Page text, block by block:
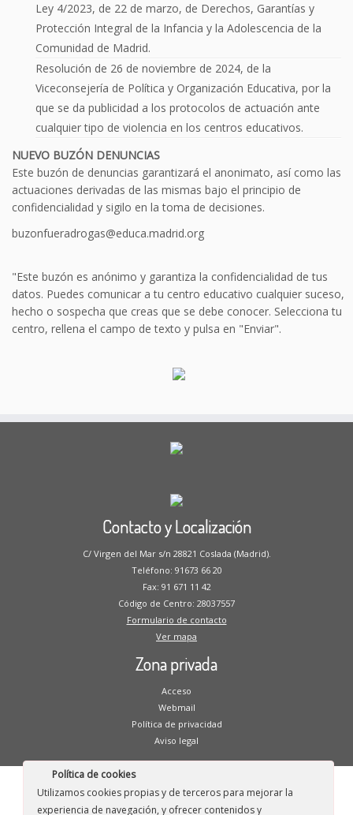
Ley 4/2023, de 22 de marzo, de Derechos, Garantías y
Protección Integral de la Infancia y la Adolescencia de la
Comunidad de Madrid.
Resolución de 26 de noviembre de 2024, de la
Viceconsejería de Política y Organización Educativa, por la
que se da publicidad a los protocolos de actuación ante
cualquier tipo de violencia en los centros educativos.
NUEVO BUZÓN DENUNCIAS
Este buzón de denuncias garantizará el anonimato, así como las
actuaciones derivadas de las mismas bajo el principio de
confidencialidad y sigilo en la toma de decisiones.
buzonfueradrogas@educa.madrid.org
"Este buzón es anónimo y garantiza la confidencialidad de tus
datos. Puedes comunicar a tu centro educativo cualquier suceso,
hecho o sospecha que creas que se debe conocer. Selecciona tu
centro, rellena el campo de texto y pulsa en "Enviar".
Contacto y Localización
C/ Virgen del Mar s/n 28821 Coslada (Madrid).
Teléfono: 91673 66 20
Fax: 91 671 11 42
Código de Centro: 28037557
Formulario de contacto
Ver mapa
Zona privada
Acceso
Webmail
Política de privacidad
Aviso legal
·© 2026 CP Blas de Otero·Funciona con
Política de cookies
Utilizamos cookies propias y de terceros para mejorar la
experiencia de navegación, y ofrecer contenidos y